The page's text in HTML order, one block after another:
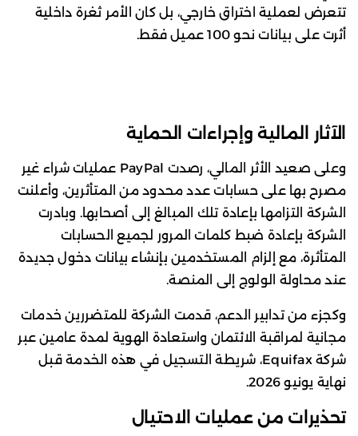
تتعرض لعملية اختراق خارجي، بل كان الأمر ثغرة داخلية
أثرت على بيانات نحو 100 عميل فقط.
الآثار المالية وإجراءات الحماية
وعلى صعيد الأثر المالي، رصدت PayPal عمليات شراء غير
مصرح بها على حسابات عدد محدود من المتأثرين، وأعلنت
الشركة التزامها بإعادة تلك المبالغ إلى أصحابها. وبادرت
الشركة بإعادة ضبط كلمات المرور لجميع الحسابات
المتأثرة، مع إلزام المستخدمين بإنشاء بيانات دخول جديدة
عند محاولة الولوج إلى المنصة.
وكجزء من تدابير الدعم، قدمت الشركة للمتضررين خدمات
مجانية لمراقبة الائتمان واستعادة الهوية لمدة عامين عبر
شركة Equifax، شريطة التسجيل في هذه الخدمة قبل
نهاية يونيو 2026.
تحذيرات من عمليات الاحتيال